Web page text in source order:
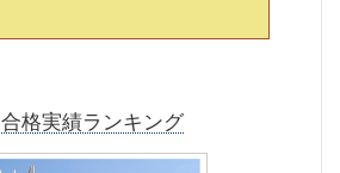
合格実績ランキング